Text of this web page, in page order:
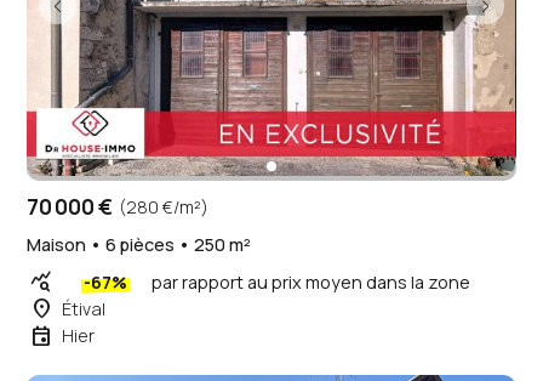
70 000 € (280 €/m²)
Maison • 6 pièces • 250 m²
query_stats -67% par rapport au prix moyen dans la zone
place Étival
event Hier